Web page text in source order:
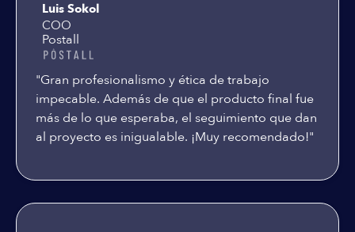
Luis Sokol
COO
Postall
"Gran profesionalismo y ética de trabajo
impecable. Además de que el producto final fue
más de lo que esperaba, el seguimiento que dan
al proyecto es inigualable. ¡Muy recomendado!"